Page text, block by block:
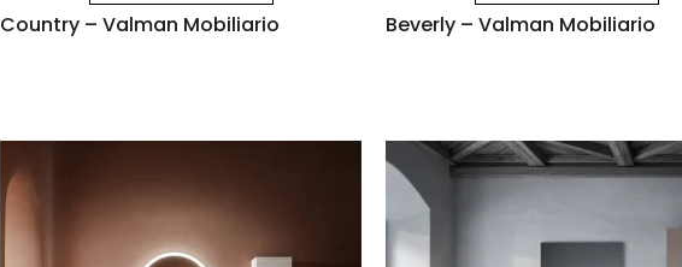
Country – Valman Mobiliario Beverly – Valman Mobiliario